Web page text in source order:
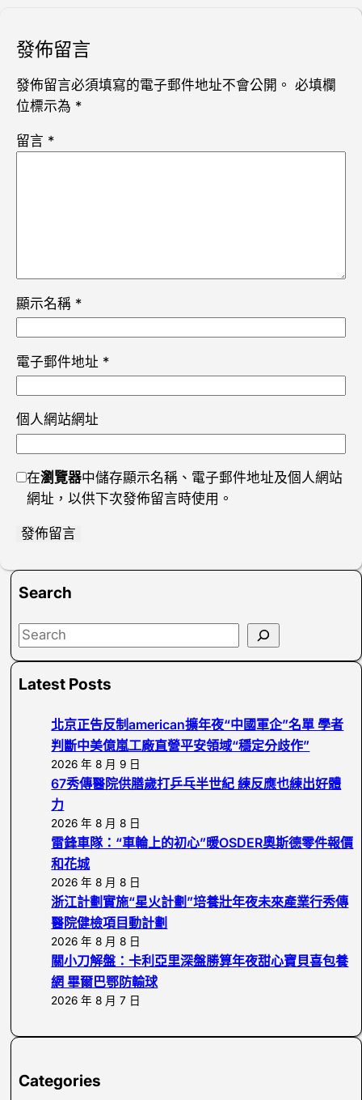
發佈留言
發佈留言必須填寫的電子郵件地址不會公開。 必填欄
位標示為 *
留言 *
顯示名稱 *
電子郵件地址 *
個人網站網址
在瀏覽器中儲存顯示名稱、電子郵件地址及個人網站
網址，以供下次發佈留言時使用。
Search
S
aLatest Posts
北京正告反制american擴年夜“中國軍企”名單 學者
判斷中美億嵐工廠直營平安領域“穩定分歧作”
2026 年 8 月 9 日
67秀傳醫院供膳歲打乒乓半世紀 練反應也練出好體
力
2026 年 8 月 8 日
雷鋒車隊：“車輪上的初心”暖OSDER奧斯德零件報價
和花城
2026 年 8 月 8 日
浙江計劃實施“星火計劃”培養壯年夜未來產業行秀傳
醫院健檢項目動計劃
2026 年 8 月 8 日
關小刀解盤：卡利亞里深盤勝算年夜甜心寶貝喜包養
網 畢爾巴鄂防輸球
2026 年 8 月 7 日
Categories